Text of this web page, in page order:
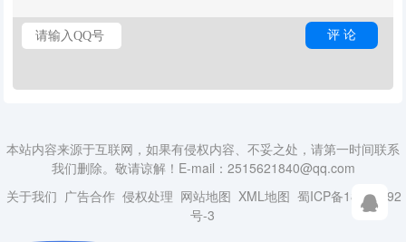
本站内容来源于互联网，如果有侵权内容、不妥之处，请第一时间联系
我们删除。敬请谅解！E-mail：2515621840@qq.com
关于我们 广告合作 侵权处理 网站地图 XML地图 蜀ICP备18014492
号-3